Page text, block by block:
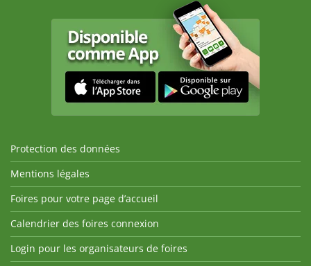
Protection des données
Mentions légales
Foires pour votre page d’accueil
Calendrier des foires connexion
Login pour les organisateurs de foires